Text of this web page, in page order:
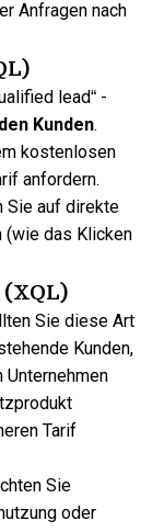
Anfragen nach
lead“ -
Kunden.
kostenlosen
anfordern.
Sie auf direkte
(wie das Klicken
Sie diese Art
Kunden,
Tarif
Sie
oder